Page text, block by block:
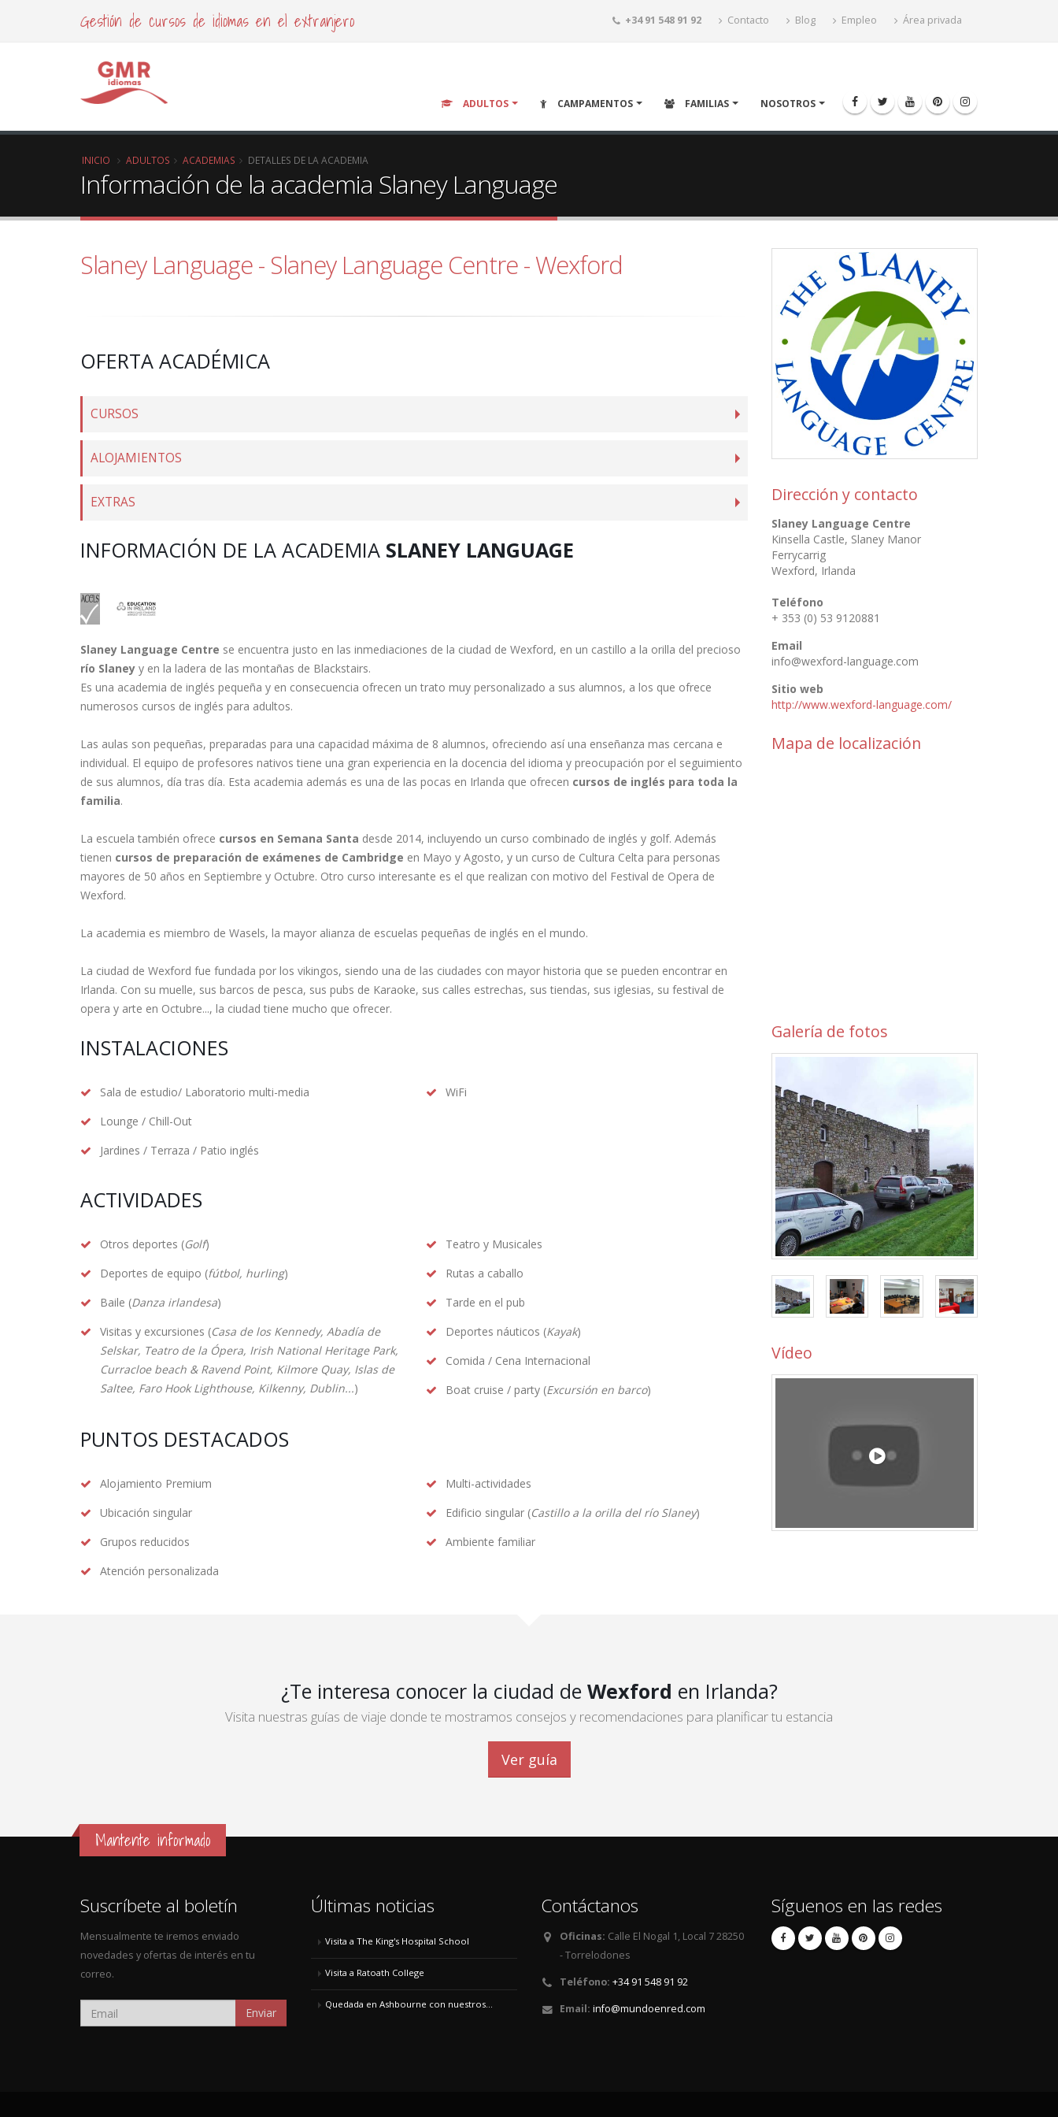
Gestión de cursos de idiomas en el extranjero +34 91 548 91 92 Contacto Blog Empleo Área privada
ADULTOS CAMPAMENTOS FAMILIAS NOSOTROS
INICIO ADULTOS ACADEMIAS DETALLES DE LA ACADEMIA
Información de la academia Slaney Language
Slaney Language - Slaney Language Centre - Wexford
OFERTA ACADÉMICA
CURSOS
ALOJAMIENTOS
EXTRAS
INFORMACIÓN DE LA ACADEMIA SLANEY LANGUAGE
Slaney Language Centre se encuentra justo en las inmediaciones de la ciudad de Wexford, en un castillo a la orilla del precioso
río Slaney y en la ladera de las montañas de Blackstairs.
Es una academia de inglés pequeña y en consecuencia ofrecen un trato muy personalizado a sus alumnos, a los que ofrece
numerosos cursos de inglés para adultos.
Las aulas son pequeñas, preparadas para una capacidad máxima de 8 alumnos, ofreciendo así una enseñanza mas cercana e
individual. El equipo de profesores nativos tiene una gran experiencia en la docencia del idioma y preocupación por el seguimiento
de sus alumnos, día tras día. Esta academia además es una de las pocas en Irlanda que ofrecen cursos de inglés para toda la
familia.
La escuela también ofrece cursos en Semana Santa desde 2014, incluyendo un curso combinado de inglés y golf. Además
tienen cursos de preparación de exámenes de Cambridge en Mayo y Agosto, y un curso de Cultura Celta para personas
mayores de 50 años en Septiembre y Octubre. Otro curso interesante es el que realizan con motivo del Festival de Opera de
Wexford.
La academia es miembro de Wasels, la mayor alianza de escuelas pequeñas de inglés en el mundo.
La ciudad de Wexford fue fundada por los vikingos, siendo una de las ciudades con mayor historia que se pueden encontrar en
Irlanda. Con su muelle, sus barcos de pesca, sus pubs de Karaoke, sus calles estrechas, sus tiendas, sus iglesias, su festival de
opera y arte en Octubre..., la ciudad tiene mucho que ofrecer.
INSTALACIONES
Sala de estudio/ Laboratorio multi-media
Lounge / Chill-Out
Jardines / Terraza / Patio inglés
WiFi
ACTIVIDADES
Otros deportes (Golf)
Deportes de equipo (fútbol, hurling)
Teatro y Musicales
Rutas a caballo
Baile (Danza irlandesa)
Visitas y excursiones (Casa de los Kennedy, Abadía de
Selskar, Teatro de la Ópera, Irish National Heritage Park,
Curracloe beach & Ravend Point, Kilmore Quay, Islas de
Saltee, Faro Hook Lighthouse, Kilkenny, Dublin...)
Tarde en el pub
Deportes náuticos (Kayak)
Comida / Cena Internacional
Boat cruise / party (Excursión en barco)
PUNTOS DESTACADOS
Alojamiento Premium
Ubicación singular
Multi-actividades
Edificio singular (Castillo a la orilla del río Slaney)
Grupos reducidos
Atención personalizada
Ambiente familiar
Dirección y contacto
Slaney Language Centre
Kinsella Castle, Slaney Manor
Ferrycarrig
Wexford, Irlanda
Teléfono
+ 353 (0) 53 9120881
Email
info@wexford-language.com
Sitio web
http://www.wexford-language.com/
Mapa de localización
Galería de fotos
Vídeo
¿Te interesa conocer la ciudad de Wexford en Irlanda?
Visita nuestras guías de viaje donde te mostramos consejos y recomendaciones para planificar tu estancia
Ver guía
Mantente informado
Suscríbete al boletín
Mensualmente te iremos enviado
novedades y ofertas de interés en tu
correo.
Enviar
Últimas noticias
Visita a The King's Hospital School
Visita a Ratoath College
Quedada en Ashbourne con nuestros...
Contáctanos
Oficinas: Calle El Nogal 1, Local 7 28250
- Torrelodones
Teléfono: +34 91 548 91 92
Email: info@mundoenred.com
Síguenos en las redes